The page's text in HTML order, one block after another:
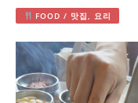
FOOD / 맛집, 요리